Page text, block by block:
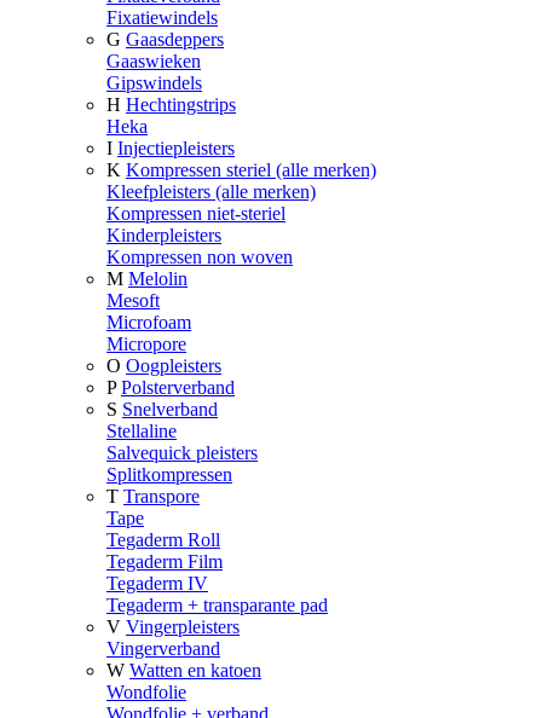
Fixatiewindels
G Gaasdeppers
Gaaswieken
Gipswindels
H Hechtingstrips
Heka
I Injectiepleisters
K Kompressen steriel (alle merken)
Kleefpleisters (alle merken)
Kompressen niet-steriel
Kinderpleisters
Kompressen non woven
M Melolin
Mesoft
Microfoam
Micropore
O Oogpleisters
P Polsterverband
S Snelverband
Stellaline
Salvequick pleisters
Splitkompressen
T Transpore
Tape
Tegaderm Roll
Tegaderm Film
Tegaderm IV
Tegaderm + transparante pad
V Vingerpleisters
Vingerverband
W Watten en katoen
Wondfolie